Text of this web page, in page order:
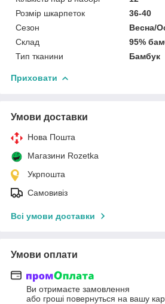
Розмір шкарпеток
36-40
Сезон
Весна/
Склад
95%
Тип тканини
Бамбук
Приховати
Умови доставки
Нова Пошта
Магазини Rozetka
Укрпошта
Самовивіз
Всі умови доставки
Умови оплати
Ви отримаєте замовлення
або гроші повернуться на вашу